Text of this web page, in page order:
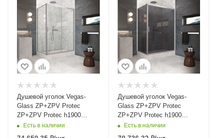
Душевой уголок Vegas-
Glass ZP+ZPV Protec
ZP+ZPV Protec h1900
145*100 07 crystalvision
145х100 стекло прозрачное
Есть в наличии
Душевой уголок Vegas-
Glass ZP+ZPV Protec
ZP+ZPV Protec h1900
145*100 07 07 145х100
стекло тонированное
Есть в наличии